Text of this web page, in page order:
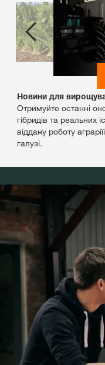
Новини для
Отримуйте останні
гібридів та реальних
віддану роботу
галузі.